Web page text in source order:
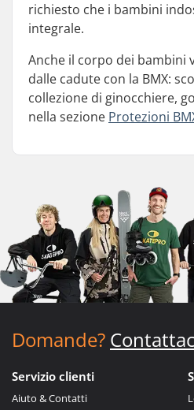
richiesto che i bambini
integrale.
Anche il corpo dei bambini
dalle cadute con la BMX:
collezione di ginocchiere,
nella sezione Protezioni
Domande?
Servizio clienti
Aiuto & Contatti